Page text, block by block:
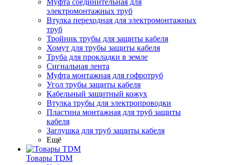
Муфта соединительная для
электромонтажных труб
Втулка переходная для электромонтажных
труб
Тройник трубы для защиты кабеля
Хомут для трубы защиты кабеля
Труба для прокладки в земле
Сигнальная лента
Муфта монтажная для гофротруб
Угол трубы защиты кабеля
Кабельный защитный кожух
Втулка трубы для электропроводки
Пластина монтажная для труб защиты
кабеля
Заглушка для труб защиты кабеля
Ещё
Товары TDM